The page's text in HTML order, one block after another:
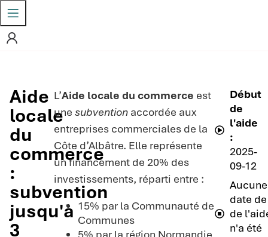
Aide
locale
du
commerce
:
subvention
jusqu'à
3
L’Aide locale du commerce est
unesubvention accordée aux
entreprises commerciales de la
Côte d’Albâtre. Elle représente
un financement de 20% des
investissements, réparti entre :
15% par la Communauté de
Communes
Début
de
l'aide
:
2025-
09-12
Aucune
date
de
n'a été